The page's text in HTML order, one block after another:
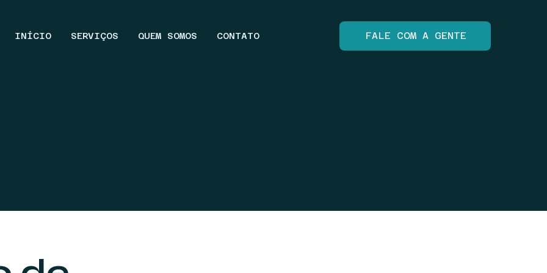
INÍCIO SERVIÇOS QUEM SOMOS CONTATO FALE COM A GENTE